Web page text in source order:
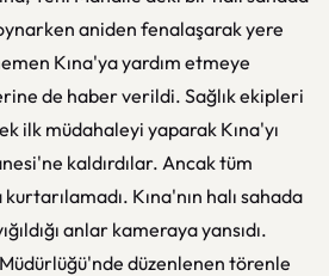
aniden fenalaşarak yere
Kına'ya yardım etmeye
de haber verildi. Sağlık ekipleri
ilk müdahaleyi yaparak Kına'yı
kaldırdılar. Ancak tüm
Kına'nın halı sahada
anlar kameraya yansıdı.
düzenlenen törenle